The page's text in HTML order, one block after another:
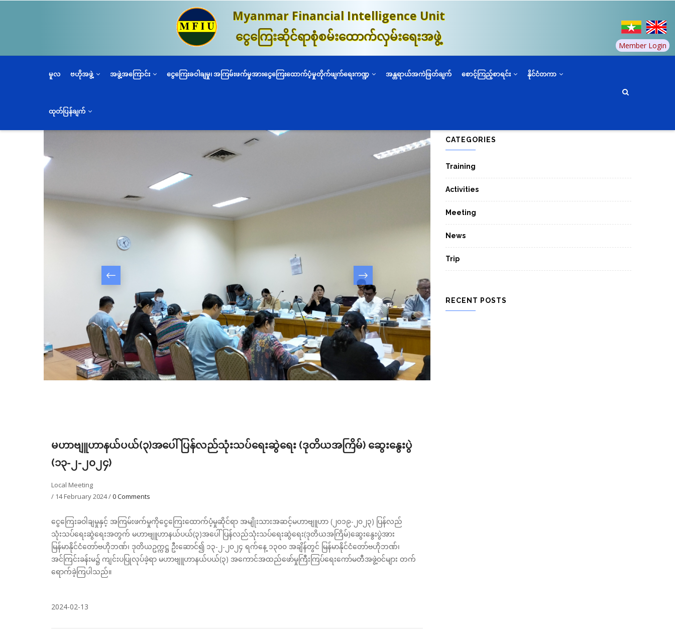
မည်
Myanmar Financial Intelligence Unit
ငွေကြေးဆိုင်ရာစုံစမ်းထောက်လှမ်းရေးအဖွဲ့
Member Login
မူလ ဗဟိုအဖွဲ့ အဖွဲ့အကြောင်း ငွေကြေးခဝါချမှု၊ အကြမ်းဖက်မှုအားငွေကြေးထောက်ပံ့မှုတိုက်ဖျက်ရေးကဏ္ဍ အန္တရာယ်အကဲဖြတ်ချက် စောင့်ကြည့်စာရင်း နိုင်ငံတကာ
ထုတ်ပြန်ချက်
မဟာဗျူဟာနယ်ပယ်(၃)အပေါ် ပြန်လည်သုံးသပ်ရေးဆွဲရေး (ဒုတိယအကြိမ်) ဆွေးနွေးပွဲ
(၁၃-၂-၂၀၂၄)
Local Meeting
/ 14 February 2024/0 Comments
ငွေကြေးခဝါချမှုနှင့် အကြမ်းဖက်မှုကိုငွေကြေးထောက်ပံ့မှုဆိုင်ရာ အမျိုးသားအဆင့်မဟာဗျူဟာ (၂၀၁၉-၂၀၂၃) ပြန်လည်
သုံးသပ်ရေးဆွဲရေးအတွက် မဟာဗျူဟာနယ်ပယ်(၃)အပေါ် ပြန်လည်သုံးသပ်ရေးဆွဲရေး(ဒုတိယအကြိမ်)ဆွေးနွေးပွဲအား
မြန်မာနိုင်ငံတော်ဗဟိုဘဏ်၊ ဒုတိယဥက္ကဋ္ဌ ဦးဆောင်၍ ၁၃-၂-၂၀၂၄ ရက်နေ့ ၁၃၀၀ အချိန်တွင် မြန်မာနိုင်ငံတော်ဗဟိုဘဏ်၊
အင်ကြင်းခန်းမ၌ ကျင်းပပြုလုပ်ခဲ့ရာ မဟာဗျူဟာနယ်ပယ်(၃) အကောင်အထည်ဖော်မှုကြီးကြပ်ရေးကော်မတီအဖွဲ့ဝင်များ တက်
ရောက်ခဲ့ကြပါသည်။
2024-02-13
CATEGORIES
Training
Activities
Meeting
News
Trip
RECENT POSTS